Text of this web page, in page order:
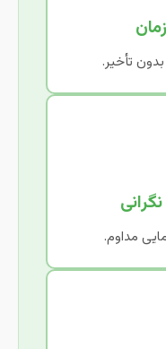
تأخیر.
مداوم.